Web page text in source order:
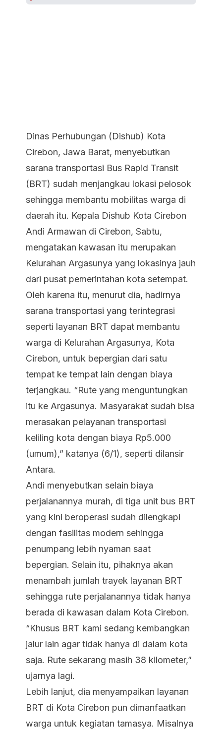
Dinas Perhubungan (Dishub) Kota
Cirebon, Jawa Barat, menyebutkan
sarana transportasi Bus Rapid Transit
(BRT) sudah menjangkau lokasi pelosok
sehingga membantu mobilitas warga di
daerah itu. Kepala Dishub Kota Cirebon
Andi Armawan di Cirebon, Sabtu,
mengatakan kawasan itu merupakan
Kelurahan Argasunya yang lokasinya jauh
dari pusat pemerintahan kota setempat.
Oleh karena itu, menurut dia, hadirnya
sarana transportasi yang terintegrasi
seperti layanan BRT dapat membantu
warga di Kelurahan Argasunya, Kota
Cirebon, untuk bepergian dari satu
tempat ke tempat lain dengan biaya
terjangkau. “Rute yang menguntungkan
itu ke Argasunya. Masyarakat sudah bisa
merasakan pelayanan transportasi
keliling kota dengan biaya Rp5.000
(umum),” katanya (6/1), seperti dilansir
Antara.
Andi menyebutkan selain biaya
perjalanannya murah, di tiga unit bus BRT
yang kini beroperasi sudah dilengkapi
dengan fasilitas modern sehingga
penumpang lebih nyaman saat
bepergian. Selain itu, pihaknya akan
menambah jumlah trayek layanan BRT
sehingga rute perjalanannya tidak hanya
berada di kawasan dalam Kota Cirebon.
“Khusus BRT kami sedang kembangkan
jalur lain agar tidak hanya di dalam kota
saja. Rute sekarang masih 38 kilometer,”
ujarnya lagi.
Lebih lanjut, dia menyampaikan layanan
BRT di Kota Cirebon pun dimanfaatkan
warga untuk kegiatan tamasya. Misalnya